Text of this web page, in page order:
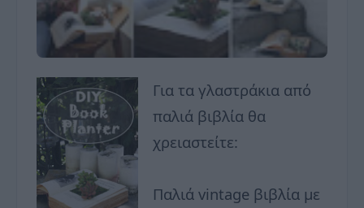
Για τα γλαστράκια από
παλιά βιβλία θα
χρειαστείτε:
Παλιά vintage βιβλία με